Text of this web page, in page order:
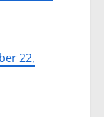
22,